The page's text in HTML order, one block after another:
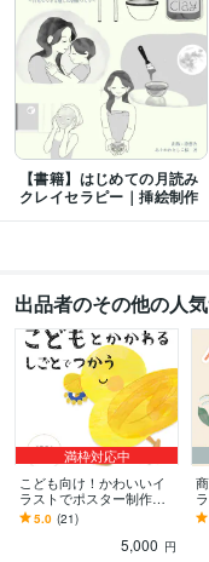
【書籍】はじめての月読み
クレイセラピー｜挿絵制作
出品者のその他の人
満枠対応中
こども向け！かわいいイ
ラストでポスター制作し
ます 幼稚園・習い事・イ
ベントなどで使える集客U
Pを目指すデザイン
5.0 (21)
5,000 円